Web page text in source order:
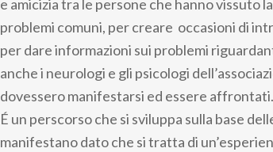
e amicizia tra le persone che hanno vissuto
problemi comuni, per creare occasioni di
per dare informazioni sui problemi
anche i neurologi e gli psicologi
dovessero manifestarsi ed essere affrontati.
É un perscorso che si sviluppa sulla base
manifestano dato che si tratta di